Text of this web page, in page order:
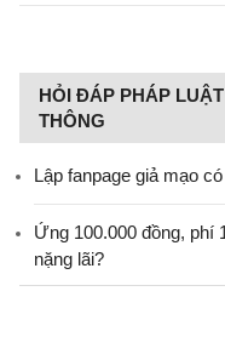
HỎI ĐÁP PHÁP
THÔNG
Lập fanpage giả mạo
Ứng 100.000 đồng, phí
nặng lãi?